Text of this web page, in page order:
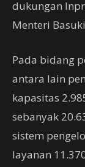
dukungan
Menteri
Pada bidang
antara lain
kapasitas
sebanyak
sistem
layanan